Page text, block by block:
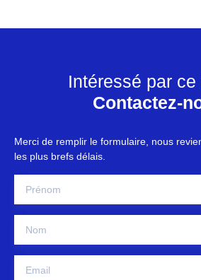
Intéressé par ce
Contactez-
Merci de remplir le formulaire, nous
les plus brefs délais.
Prénom
Nom
Email